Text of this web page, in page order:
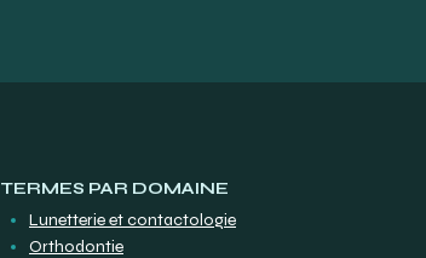
TERMES PAR DOMAINE
Lunetterie et contactologie
Orthodontie